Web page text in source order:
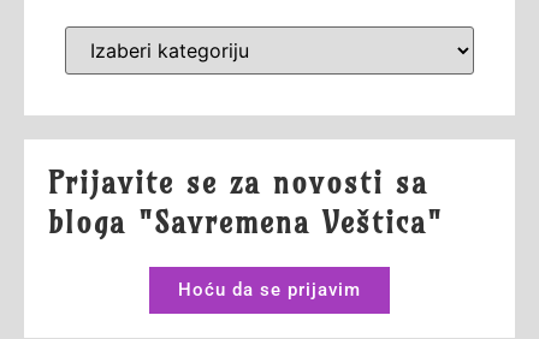
Prijavite se za novosti sa
bloga "Savremena Veštica"
Hoću da se prijavim